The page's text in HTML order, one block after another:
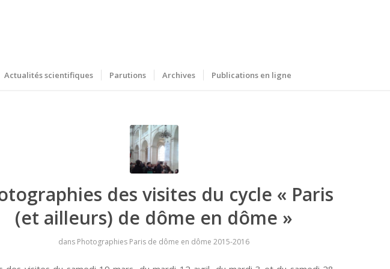
Actualités scientifiques Parutions Archives Publications en ligne
des visites du cycle « Paris
(et ailleurs) de dôme en dôme »
dans Photographies Paris de dôme en dôme 2015-2016